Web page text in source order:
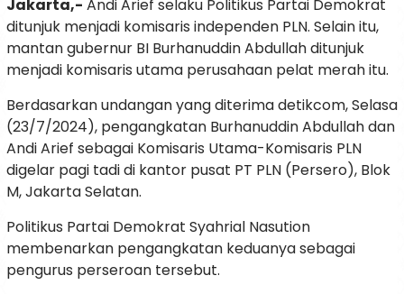
Jakarta,- Andi Arief selaku Politikus Partai Demokrat
ditunjuk menjadi komisaris independen PLN. Selain itu,
mantan gubernur BI Burhanuddin Abdullah ditunjuk
menjadi komisaris utama perusahaan pelat merah itu.
Berdasarkan undangan yang diterima detikcom, Selasa
(23/7/2024), pengangkatan Burhanuddin Abdullah dan
Andi Arief sebagai Komisaris Utama-Komisaris PLN
digelar pagi tadi di kantor pusat PT PLN (Persero), Blok
M, Jakarta Selatan.
Politikus Partai Demokrat Syahrial Nasution
membenarkan pengangkatan keduanya sebagai
pengurus perseroan tersebut.